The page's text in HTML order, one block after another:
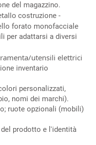
del magazzino.
costruzione -
forato monofacciale
per adattarsi a diversi
utensili elettrici
inventario
personalizzati,
nomi dei marchi).
ruote opzionali (mobili)
prodotto e l'identità